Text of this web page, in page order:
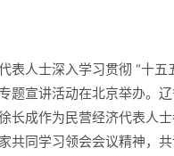
表人士深入学习贯彻 “十五
题宣讲活动在北京举办。
长成作为民营经济代表人
共同学习领会会议精神，